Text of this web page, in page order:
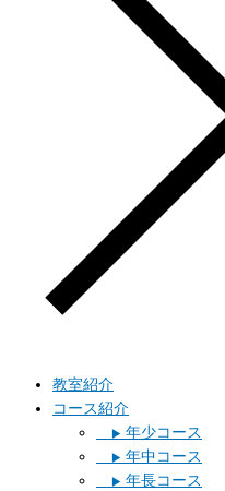
教室紹介
コース紹介
▶︎ 年少コース
▶︎ 年中コース
▶︎ 年長コース